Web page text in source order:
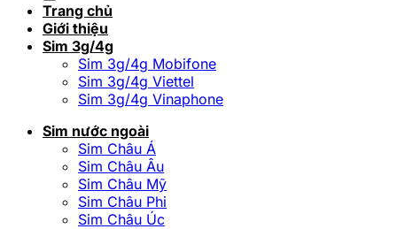
Trang chủ
Giới thiệu
Sim 3g/4g
Sim 3g/4g Mobifone
Sim 3g/4g Viettel
Sim 3g/4g Vinaphone
Sim nước ngoài
Sim Châu Á
Sim Châu Âu
Sim Châu Mỹ
Sim Châu Phi
Sim Châu Úc